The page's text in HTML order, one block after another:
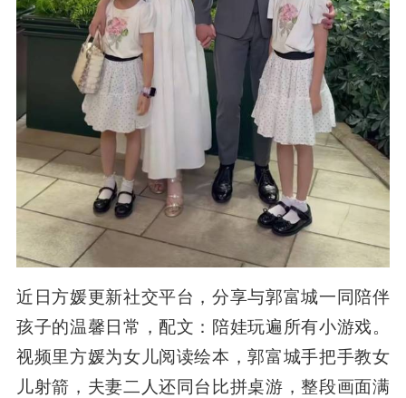
近日方媛更新社交平台，分享与郭富城一同陪伴
孩子的温馨日常，配文：陪娃玩遍所有小游戏。
视频里方媛为女儿阅读绘本，郭富城手把手教女
儿射箭，夫妻二人还同台比拼桌游，整段画面满